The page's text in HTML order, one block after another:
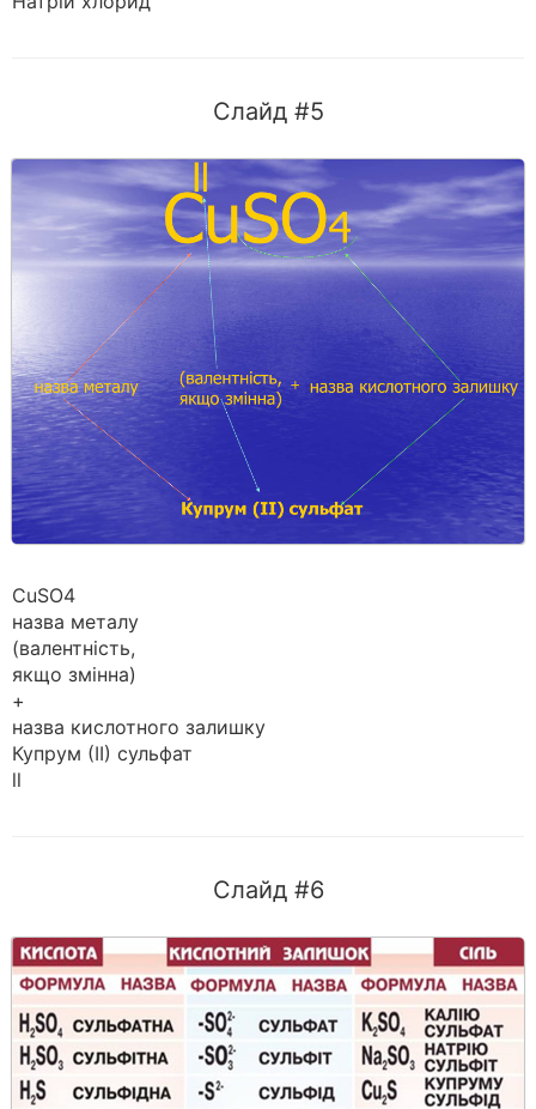
Слайд #5
CuSO4
назва металу
(валентність,
якщо змінна)
+
назва кислотного залишку
Купрум (ІІ) сульфат
ll
Слайд #6